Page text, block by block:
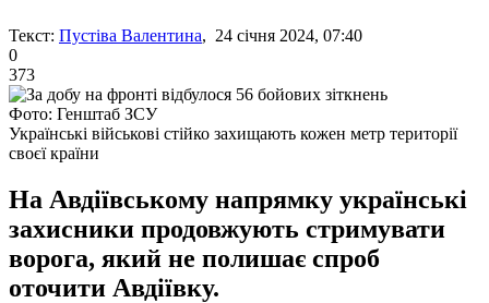
Текст: Пустіва Валентина, 24 січня 2024, 07:40
0
373
Фото: Генштаб ЗСУ
Українські військові стійко захищають кожен метр території
своєї країни
На Авдіївському напрямку українські
захисники продовжують стримувати
ворога, який не полишає спроб
оточити Авдіївку.